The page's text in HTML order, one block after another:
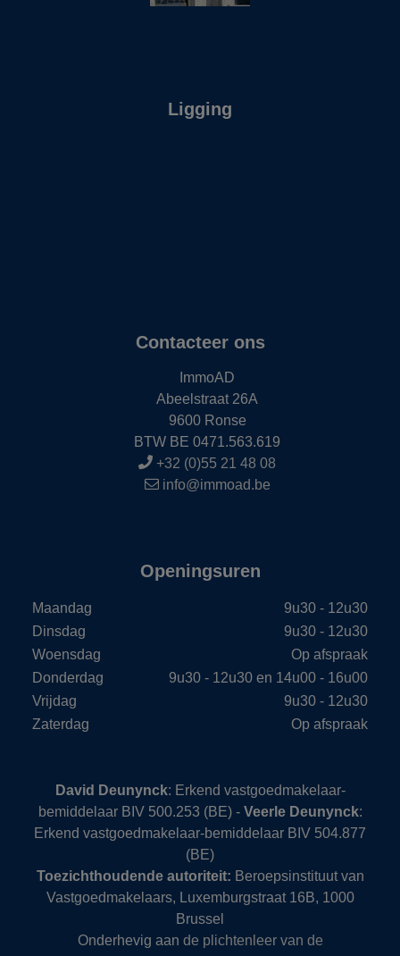
Ligging
Contacteer ons
ImmoAD
Abeelstraat 26A
9600 Ronse
BTW BE 0471.563.619
+32 (0)55 21 48 08
info@immoad.be
Openingsuren
Maandag
9u30 - 12u30
Dinsdag
9u30 - 12u30
Woensdag
Op afspraak
Donderdag
9u30 - 12u30 en 14u00 - 16u00
Vrijdag
9u30 - 12u30
Zaterdag
Op afspraak
David Deunynck: Erkend vastgoedmakelaar-
bemiddelaar BIV 500.253 (BE) - Veerle Deunynck:
Erkend vastgoedmakelaar-bemiddelaar BIV 504.877
(BE)
Toezichthoudende autoriteit: Beroepsinstituut van
Vastgoedmakelaars, Luxemburgstraat 16B, 1000
Brussel
Onderhevig aan de plichtenleer van de